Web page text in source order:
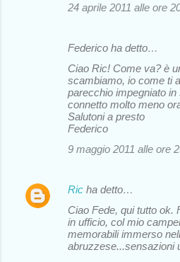
24 aprile 2011 alle ore
Federico ha detto…
Ciao Ric! Come va? è
scambiamo, io come ti
parecchio impegniato
connetto molto meno
Salutoni a presto
Federico
9 maggio 2011 alle ore
Ric ha detto…
Ciao Fede, qui tutto ok.
in ufficio, col mio
memorabili immerso
abruzzese...sensazioni